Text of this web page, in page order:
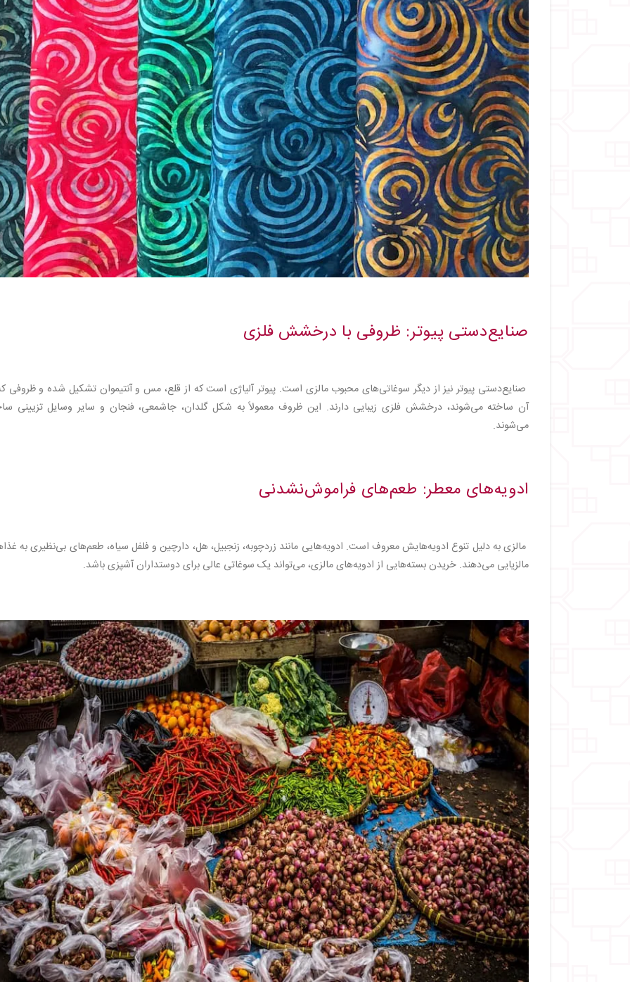
صنایع‌دستی پیوتر: ظروفی با درخشش فلزی
صنایع‌دستی پیوتر نیز از دیگر سوغاتی‌های محبوب مالزی است. پیوتر آلیاژی است که از قلع، مس و آنتیموان تشکیل شده و ظروفی
آن ساخته می‌شوند، درخشش فلزی زیبایی دارند. این ظروف معمولاً به شکل گلدان، جاشمعی، فنجان و سایر وسایل تزیینی
می‌شوند.
ادویه‌های معطر: طعم‌های فراموش‌نشدنی
مالزی به دلیل تنوع ادویه‌هایش معروف است. ادویه‌هایی مانند زردچوبه، زنجبیل، هل، دارچین و فلفل سیاه، طعم‌های بی‌نظیری به
مالزیایی می‌دهند. خریدن بسته‌هایی از ادویه‌های مالزی، می‌تواند یک سوغاتی عالی برای دوستداران آشپزی باشد.